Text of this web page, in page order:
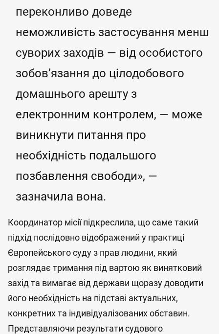
переконливо доведе
неможливість застосування менш
суворих заходів — від особистого
зобов’язання до цілодобового
домашнього арешту з
електронним контролем, — може
виникнути питання про
необхідність подальшого
позбавлення свободи», —
зазначила вона.
Координатор місії підкреслила, що саме такий
підхід послідовно відображений у практиці
Європейського суду з прав людини, який
розглядає тримання під вартою як винятковий
захід та вимагає від держави щоразу доводити
його необхідність на підставі актуальних,
конкретних та індивідуалізованих обставин.
Представляючи результати судового